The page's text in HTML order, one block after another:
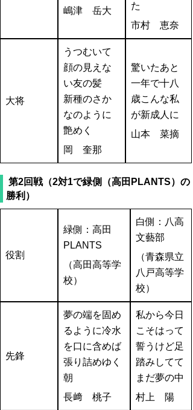
嶋津 岳大
た
市村 恵奈
大将
うつむいて
顔の見えな
い友の髪
新種のさか
なのように
艶めく
岡 奎那
驚いたあと
一年で十八
歳こんな私
が新成人に
山本 菜摘
第2回戦（2対1で緑側（高田PLANTS）の
勝利）
役割
緑側：高田
PLANTS
（高田高等学
校）
白側：八高
文藝部
（青森県立
八戸高等学
校）
先鋒
夢の端を固め
るように冷水
を口に含めば
張り詰めゆく
朝
長﨑 桃子
私から今日
こそはって
誓うけど足
踏みしてて
まだ夢の中
村上 陽